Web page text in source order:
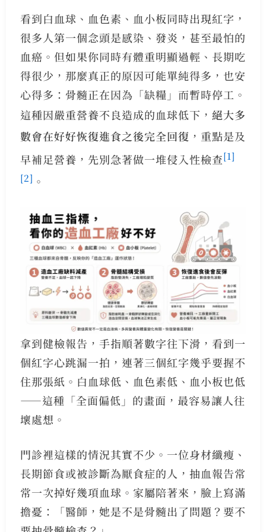
看到白血球、血色素、血小板同時出現紅字，
很多人第一個念頭是感染、發炎，甚至最怕的
血癌。但如果你同時有體重明顯過輕、長期吃
得很少，那麼真正的原因可能單純得多，也安
心得多：骨髓正在因為「缺糧」而暫時停工。
這種因嚴重營養不良造成的血球低下， 絕大多
數會在好好恢復進食之後完全回復 ，重點是及
早補足營養，先別急著做一堆侵入性檢查[1]
[2] 。
拿到健檢報告，手指順著數字往下滑，看到一
個紅字心跳漏一拍，連著三個紅字幾乎要握不
住那張紙。白血球低、血色素低、血小板也低
——這種「全面偏低」的畫面，最容易讓人往
壞處想。
門診裡這樣的情況其實不少。一位身材纖瘦、
長期節食或被診斷為厭食症的人，抽血報告常
常一次掉好幾項血球。家屬陪著來，臉上寫滿
擔憂：「醫師，她是不是骨髓出了問題？要不